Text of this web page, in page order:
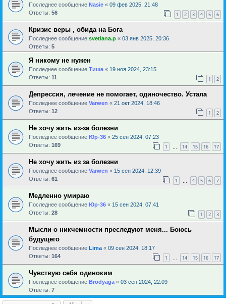
Последнее сообщение Nasie « 09 фев 2025, 21:48
Ответы: 56 1 2 3 4 5 6
Кризис веры , обида на Бога
Последнее сообщение svetlana.p « 03 янв 2025, 20:36
Ответы: 5
Я никому не нужен
Последнее сообщение Тиша « 19 ноя 2024, 23:15
Ответы: 11 1 2
Депрессия, лечение не помогает, одиночество. Устала
Последнее сообщение Varwen « 21 окт 2024, 18:46
Ответы: 12 1 2
Не хочу жить из-за болезни
Последнее сообщение Юр-36 « 25 сен 2024, 07:23
Ответы: 169 1 14 15 16 17
Не хочу жить из за болезни
Последнее сообщение Varwen « 15 сен 2024, 12:39
Ответы: 61 1 4 5 6 7
Медленно умираю
Последнее сообщение Юр-36 « 15 сен 2024, 07:41
Ответы: 28 1 2 3
Мысли о никчемности преследуют меня... Боюсь
будущего
Последнее сообщение Lima « 09 сен 2024, 18:17
Ответы: 164 1 14 15 16 17
Чувствую себя одиноким
Последнее сообщение Brodyaga « 03 сен 2024, 22:09
Ответы: 7